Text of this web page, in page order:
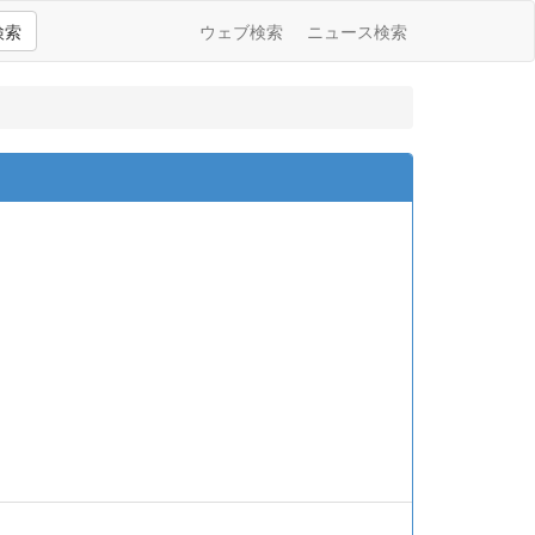
索 ウェブ検索 ニュース検索